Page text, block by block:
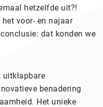
hetzelfde uit?!
voor- en najaar
dat konden we
uitklapbare
benadering
Het unieke